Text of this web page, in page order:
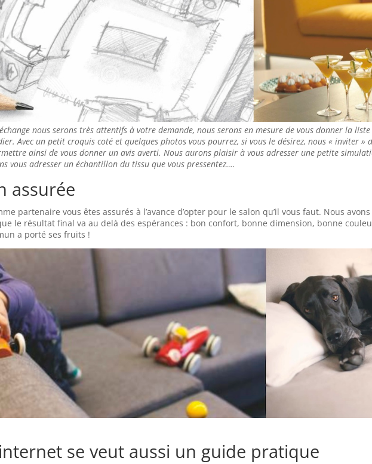
nous serons très attentifs à votre demande, nous serons en mesure de vous donner la liste
Avec un petit croquis coté et quelques photos vous pourrez, si vous le désirez, nous « inviter »
ainsi de vous donner un avis averti. Nous aurons plaisir à vous adresser une petite
vous adresser un échantillon du tissu que vous pressentez….
assurée
partenaire vous êtes assurés à l’avance d’opter pour le salon qu’il vous faut. Nous avons
le résultat final va au delà des espérances : bon confort, bonne dimension, bonne
a porté ses fruits !
se veut aussi un guide pratique